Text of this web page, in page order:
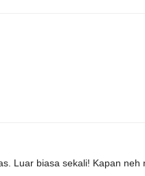
Luar biasa sekali! Kapan neh